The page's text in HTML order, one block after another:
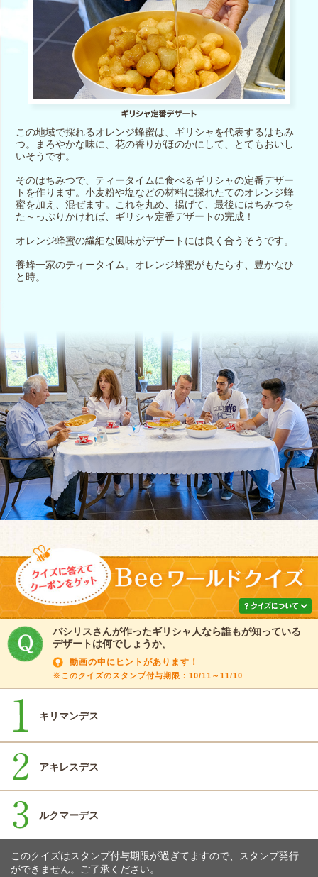
この地域で採れるオレンジ蜂蜜は、ギリシャを代表するはちみ
つ。まろやかな味に、花の香りがほのかにして、とてもおいし
いそうです。
そのはちみつで、ティータイムに食べるギリシャの定番デザー
トを作ります。小麦粉や塩などの材料に採れたてのオレンジ蜂
蜜を加え、混ぜます。これを丸め、揚げて、最後にはちみつを
た～っぷりかければ、ギリシャ定番デザートの完成！
オレンジ蜂蜜の繊細な風味がデザートには良く合うそうです。
養蜂一家のティータイム。オレンジ蜂蜜がもたらす、豊かなひ
と時。
バシリスさんが作ったギリシャ人なら誰もが知っている
デザートは何でしょうか。
動画の中にヒントがあります！
※このクイズのスタンプ付与期限：10/11～11/10
キリマンデス
アキレスデス
ルクマーデス
このクイズはスタンプ付与期限が過ぎてますので、スタンプ発行
ができません。ご了承ください。